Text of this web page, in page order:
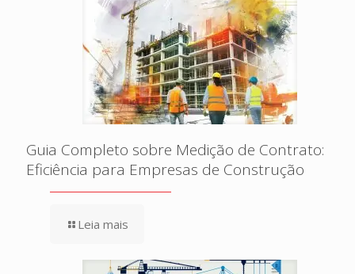
Guia Completo sobre Medição de Contrato:
Eficiência para Empresas de Construção
Leia mais